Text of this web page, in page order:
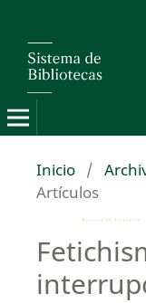
Inicio /
Artículos